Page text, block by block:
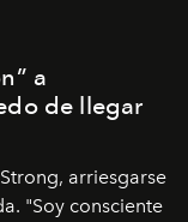
a
de llegar
arriesgarse
"Soy consciente